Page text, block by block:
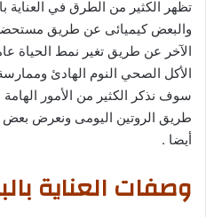
تظهر الكثير من الطرق في العناية
والبعض كيميائى عن طريق
الآخر عن طريق تغير نمط الحياة
الأكل الصحي النوم الهادئ
سوف نذكر الكثير من الأمور
طريق الروتين اليومى ونعرض
أيضا .
وصفات العناية